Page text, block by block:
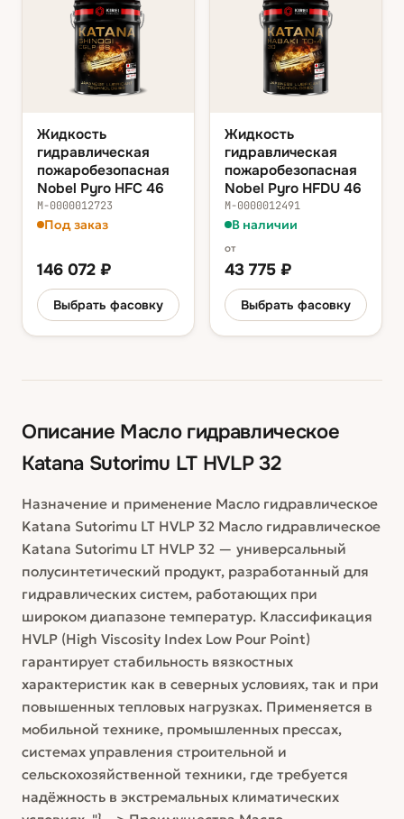
Жидкость
гидравлическая
пожаробезопасная
Nobel Pyro HFC 46
М-0000012723
Под заказ
146 072 ₽
Выбрать фасовку
Жидкость
гидравлическая
пожаробезопасная
Nobel Pyro HFDU 46
М-0000012491
В наличии
от
43 775 ₽
Выбрать фасовку
Описание Масло гидравлическое
Katana Sutorimu LT HVLP 32
Назначение и применение Масло гидравлическое
Katana Sutorimu LT HVLP 32 Масло гидравлическое
Katana Sutorimu LT HVLP 32 — универсальный
полусинтетический продукт, разработанный для
гидравлических систем, работающих при
широком диапазоне температур. Классификация
HVLP (High Viscosity Index Low Pour Point)
гарантирует стабильность вязкостных
характеристик как в северных условиях, так и при
повышенных тепловых нагрузках. Применяется в
мобильной технике, промышленных прессах,
системах управления строительной и
сельскохозяйственной техники, где требуется
надёжность в экстремальных климатических